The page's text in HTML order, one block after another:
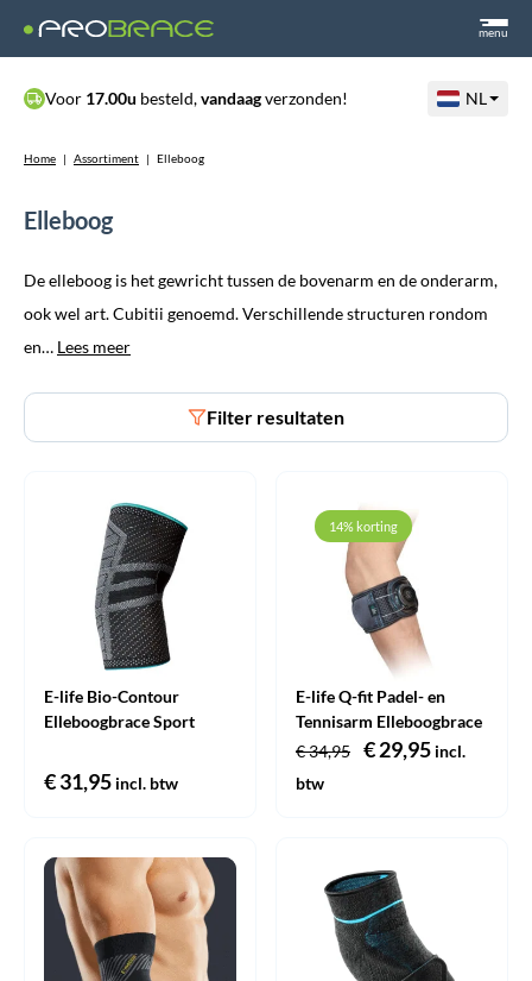
menu
Voor 17.00u besteld,vandaagverzonden! NL
Home | Assortiment | Elleboog
Elleboog
De elleboog is het gewricht tussen de bovenarm en de onderarm,
ook wel art. Cubitii genoemd. Verschillende structuren rondom
en… Lees meer
Filter resultaten
E-life Bio-Contour
Elleboogbrace Sport
€31,95 incl. btw
14% korting
E-life Q-fit Padel- en
Tennisarm Elleboogbrace
€34,95
Oorspronkelijke
€29,95Huidige
incl.
btw